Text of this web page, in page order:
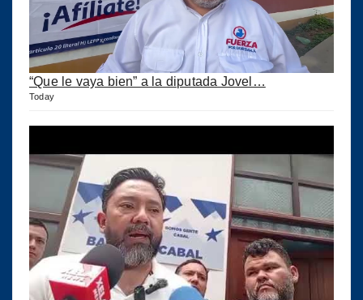
“Que le vaya bien” a la diputada Jovel…
Today